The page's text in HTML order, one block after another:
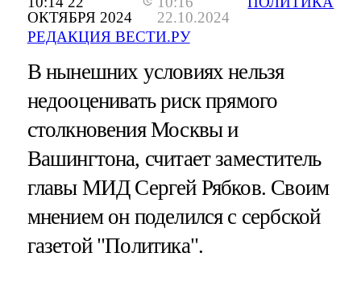
ОКТЯБРЯ 2024
22.10.2024
РЕДАКЦИЯ ВЕСТИ.РУ
В нынешних условиях нельзя
недооценивать риск прямого
столкновения Москвы и
Вашингтона, считает заместитель
главы МИД Сергей Рябков. Своим
мнением он поделился с сербской
газетой "Политика".